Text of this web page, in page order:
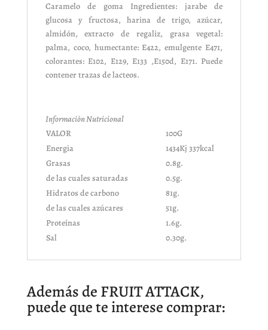
Caramelo de goma Ingredientes: jarabe de
glucosa y fructosa, harina de trigo, azúcar,
almidón, extracto de regaliz, grasa vegetal:
palma, coco, humectante: E422, emulgente E471,
colorantes: E102, E129, E133 ,E150d, E171. Puede
contener trazas de lacteos.
Información Nutricional
VALOR
100G
Energia
1434Kj 337kcal
Grasas
0.8g.
de las cuales saturadas
0.5g.
Hidratos de carbono
81g.
de las cuales azúcares
51g.
Proteínas
1.6g.
Sal
0.30g.
Además de FRUIT ATTACK,
puede que te interese comprar: